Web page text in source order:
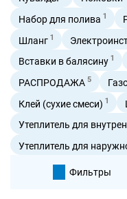
Набор для полива 1
Шланг 1
Вставки в балясину 1
РАСПРОДАЖА 5
Клей (сухие смеси) 1
Утеплитель для
Утеплитель для
Фильтры